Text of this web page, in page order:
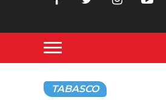
TABASCO